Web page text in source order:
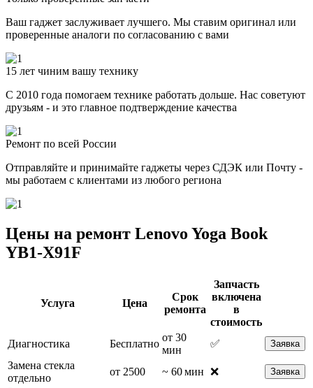
Ваш гаджет заслуживает лучшего. Мы ставим оригинал или
проверенные аналоги по согласованию с вами
15 лет чиним вашу технику
С 2010 года помогаем технике работать дольше. Нас советуют
друзьям - и это главное подтверждение качества
Ремонт по всей России
Отправляйте и принимайте гаджеты через СДЭК или Почту -
мы работаем с клиентами из любого региона
Цены на ремонт Lenovo Yoga Book
YB1-X91F
Услуга Цена
Срок
ремонта
Запчасть
включена
в
стоимость
Диагностика
Бесплатно
от 30
мин
✅ Заявка
Замена стекла
отдельно
от 2500 ~ 60 мин ❌ Заявка